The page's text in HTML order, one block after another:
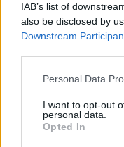
IAB’s list of
also be disclosed by
Downstream
Personal Data
I want to opt-out
personal data.
Opted In
Alpha Bank: Για πρώτη
πύλες του σε όλους